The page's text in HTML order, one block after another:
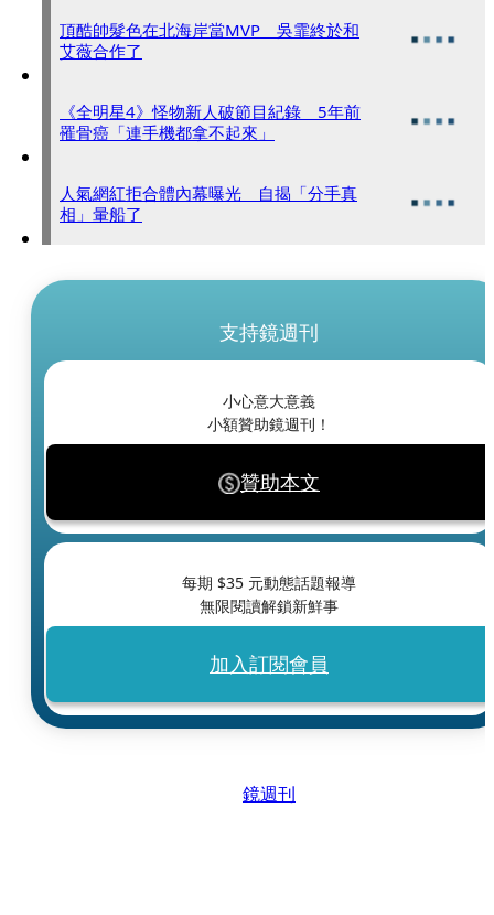
頂酷帥髮色在北海岸當MVP 吳霏終於和
艾薇合作了
《全明星4》怪物新人破節目紀錄 5年前
罹骨癌「連手機都拿不起來」
人氣網紅拒合體內幕曝光 自揭「分手真
相」暈船了
支持鏡週刊
小心意大意義
小額贊助鏡週刊！
贊助本文
每期 $35 元動態話題報導
無限閱讀解鎖新鮮事
加入訂閱會員
鏡週刊